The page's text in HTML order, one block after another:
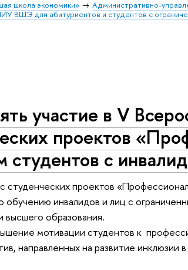
школа экономики»
Административно-
ВШЭ для абитуриентов и студентов с
участие в V
проектов
студентов с
студенческих проектов
инвалидов и лиц с
образования.
мотивации студентов к
направленных на развитие инклюзии